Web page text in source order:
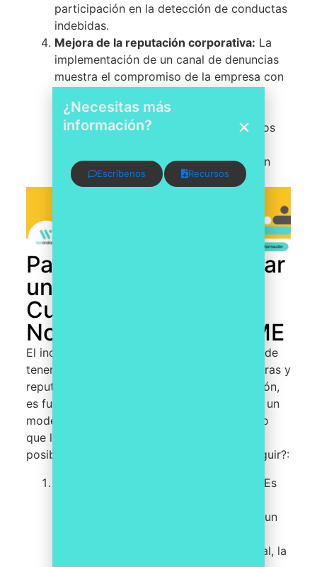
participación en la detección de conductas
indebidas.
Mejora de la reputación corporativa: La
implementación de un canal de denuncias
muestra el compromiso de la empresa con
contribuye a fortalecer la reputación
corporativa, tanto internamente entre los
clientes, socios comerciales y la opinión
pública en general.
Pasos para implementar
un modelo de
Cumplimiento
Normativo en una PYME
El incumplimiento de estas regulaciones puede
tener graves consecuencias legales, financieras y
reputacionales para las PYMEs. Por esta razón,
es fundamental que las PYMEs implementen un
modelo de Cumplimiento Normativo efectivo
que les permita prevenir, detectar y corregir
posibles infracciones. ¿Qué pasos deben seguir?:
Es
financieros necesarios para establecer un
utilizarán para la formación del personal, la
¿Necesitas más
información?
Escríbenos Recursos